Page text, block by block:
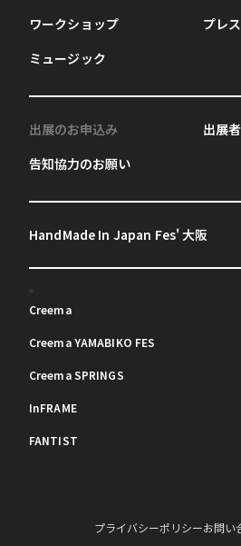
ワークショップ
ミュージック
プレ
出展のお申込み
告知協力のお願い
出展
HandMade In Japan Fes' 大阪
Creema
Creema YAMABIKO FES
Creema SPRINGS
InFRAME
FANTIST
プライバシーポリシーお問い